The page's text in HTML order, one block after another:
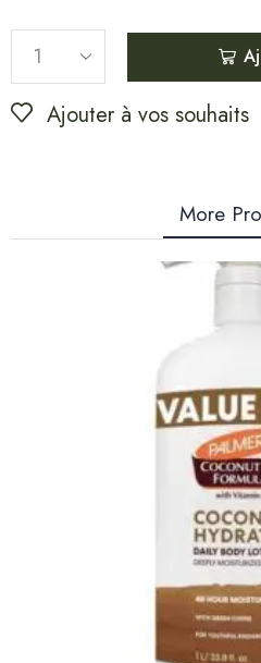
Ajouter à vos souhaits
More